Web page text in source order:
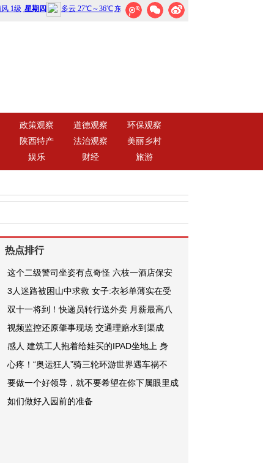
政策观察 道德观察
环保观察
陕西特产 法治观察
美丽乡村
娱乐 财经 旅游
热点排行
这个二级警司坐姿有点奇怪 六枝一酒店保安
3人迷路被困山中求救 女子:衣衫单薄实在受
双十一将到！快递员转行送外卖 月薪最高八
视频监控还原肇事现场 交通理赔水到渠成
感人 建筑工人抱着给娃买的IPAD坐地上 身
心疼！“奥运狂人”骑三轮环游世界遇车祸不
要做一个好领导，就不要希望在你下属眼里成
如们做好入园前的准备